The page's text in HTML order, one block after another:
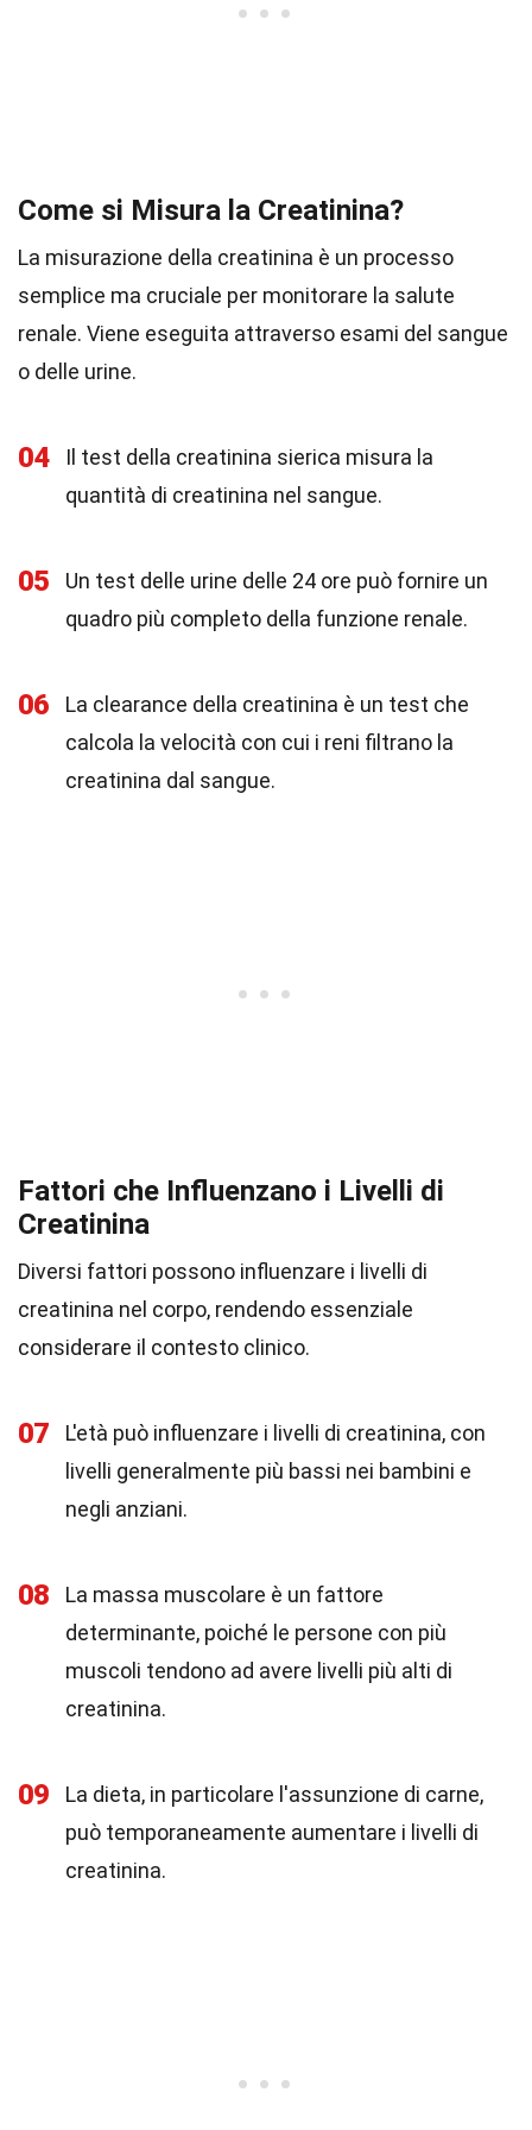
Come si Misura la Creatinina?
La misurazione della creatinina è un processo
semplice ma cruciale per monitorare la salute
renale. Viene eseguita attraverso esami del sangue
o delle urine.
04
Il test della creatinina sierica misura la
quantità di creatinina nel sangue.
05
Un test delle urine delle 24 ore può fornire un
quadro più completo della funzione renale.
06
La clearance della creatinina è un test che
calcola la velocità con cui i reni filtrano la
creatinina dal sangue.
Fattori che Influenzano i Livelli di
Creatinina
Diversi fattori possono influenzare i livelli di
creatinina nel corpo, rendendo essenziale
considerare il contesto clinico.
07
L'età può influenzare i livelli di creatinina, con
livelli generalmente più bassi nei bambini e
negli anziani.
08
La massa muscolare è un fattore
determinante, poiché le persone con più
muscoli tendono ad avere livelli più alti di
creatinina.
09
La dieta, in particolare l'assunzione di carne,
può temporaneamente aumentare i livelli di
creatinina.